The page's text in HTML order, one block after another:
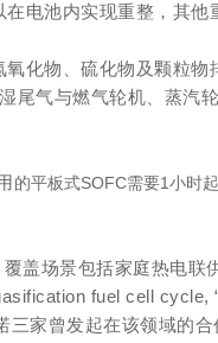
电池内实现重整，其
化物、硫化物及颗粒物
气与燃气轮机、蒸汽
的平板式SOFC需要1小时
盖场景包括家庭热电
fuel cell cycle,
家曾发起在该领域的